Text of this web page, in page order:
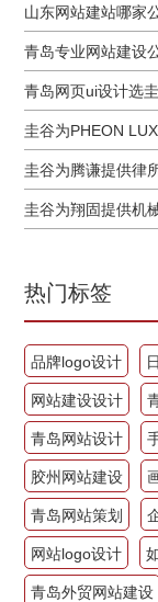
山东网站建站哪家
青岛专业网站建设
青岛网页ui设计选
圭谷为PHEON
圭谷为腾谦提供律
圭谷为翔固提供机
热门标签
品牌logo设计
网站建设设计
青岛网站设计
胶州网站建设
青岛网站策划
网站logo设计
青岛外贸网站建设